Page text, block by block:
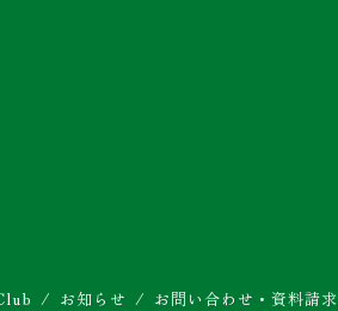
お知らせ お問い合わせ・資料請求